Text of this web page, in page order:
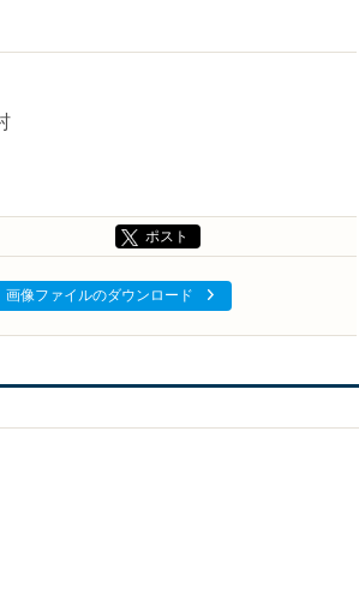
ポスト
画像ファイルのダウンロード